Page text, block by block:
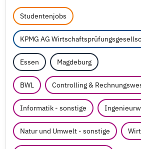
Studentenjobs
KPMG AG
Essen Magdeburg
BWL Controlling &
Informatik - sonstige
Natur und Umwelt - sonstige